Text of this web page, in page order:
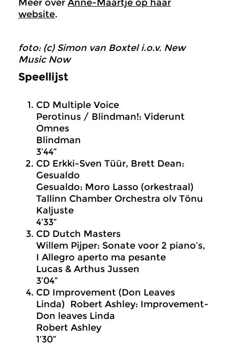
Meer over Anne-Maartje op haar
website.
foto: (c) Simon van Boxtel i.o.v. New
Music Now
Speellijst
CD Multiple Voice
Perotinus / Blindman!: Viderunt
Omnes
Blindman
3’44”
CD Erkki-Sven Tüür, Brett Dean:
Gesualdo
Gesualdo: Moro Lasso (orkestraal)
Tallinn Chamber Orchestra olv Tönu
Kaljuste
4’33”
CD Dutch Masters
Willem Pijper: Sonate voor 2 piano’s,
I Allegro aperto ma pesante
Lucas & Arthus Jussen
3’04”
CD Improvement (Don Leaves
Linda) Robert Ashley: Improvement-
Don leaves Linda
Robert Ashley
1’30”